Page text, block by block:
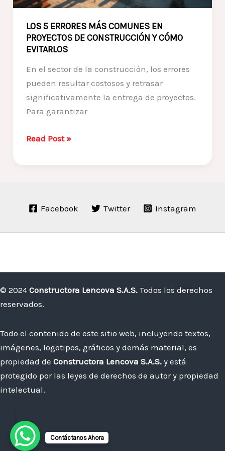
LOS 5 ERRORES MÁS COMUNES EN
PROYECTOS DE CONSTRUCCIÓN Y CÓMO
EVITARLOS
En el sector de la construcción, los errores
pueden resultar costosos y retrasar
significativamente la entrega de proyectos.
Para garantizar
LOS
EN
DE
EVITARLOS
Read Post »
Facebook Twitter Instagram
© 2024 Constructora Lencova S.A.S. Todos los derechos
reservados.
Todo el contenido de este sitio web, incluyendo textos,
imágenes, logotipos, gráficos y demás material, es
propiedad de Constructora Lencova S.A.S. y está
protegido por las leyes de derechos de autor y propiedad
intelectual.
Contáctanos Ahora